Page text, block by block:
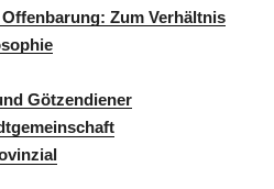
Zum Ver­hält­nis
Götzendiener